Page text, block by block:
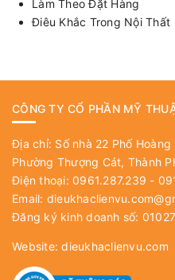
Làm Theo Đặt Hàng
Điêu Khắc Trong Nội Thất
CÔNG TY CỔ PHẦN MỸ
Địa chỉ: Số nhà 22 Phố
Phường Thượng Cát, Thành
Điện thoại: 0961.287.239 -
Email:
Đăng ký kinh doanh số:
Website:dieukhaclienvu.com